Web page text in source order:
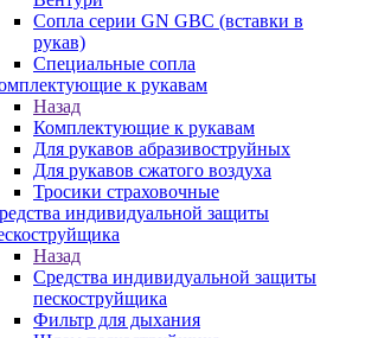
Сопла серии GN GBC (вставки в
рукав)
Специальные сопла
к рукавам
Назад
Комплектующие к рукавам
Для рукавов абразивоструйных
Для рукавов сжатого воздуха
Тросики страховочные
индивидуальной защиты
Назад
Средства индивидуальной защиты
пескоструйщика
Фильтр для дыхания